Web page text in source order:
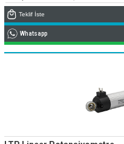
Teklif İste
Whatsapp